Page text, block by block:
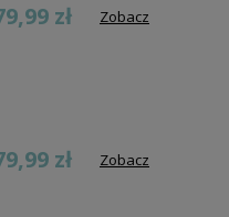
zł Zobacz
zł Zobacz